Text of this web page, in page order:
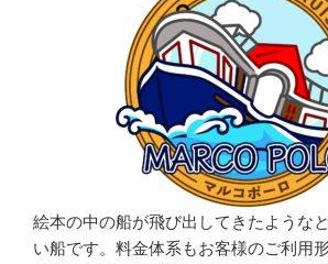
絵本の中の船が飛び出してきたような
い船です。料金体系もお客様のご利用